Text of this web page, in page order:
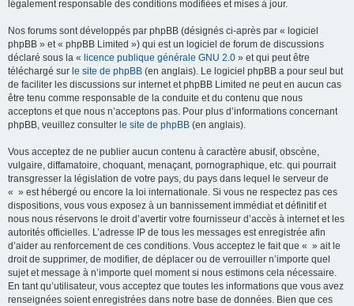
légalement responsable des conditions modifiées et mises à jour.
Nos forums sont développés par phpBB (désignés ci-après par « logiciel
phpBB » et « phpBB Limited ») qui est un logiciel de forum de discussions
déclaré sous la « licence publique générale GNU 2.0 » et qui peut être
téléchargé sur le site de phpBB (en anglais). Le logiciel phpBB a pour seul but
de faciliter les discussions sur internet et phpBB Limited ne peut en aucun cas
être tenu comme responsable de la conduite et du contenu que nous
acceptons et que nous n’acceptons pas. Pour plus d’informations concernant
phpBB, veuillez consulter le site de phpBB (en anglais).
Vous acceptez de ne publier aucun contenu à caractère abusif, obscène,
vulgaire, diffamatoire, choquant, menaçant, pornographique, etc. qui pourrait
transgresser la législation de votre pays, du pays dans lequel le serveur de
« » est hébergé ou encore la loi internationale. Si vous ne respectez pas ces
dispositions, vous vous exposez à un bannissement immédiat et définitif et
nous nous réservons le droit d’avertir votre fournisseur d’accès à internet et les
autorités officielles. L’adresse IP de tous les messages est enregistrée afin
d’aider au renforcement de ces conditions. Vous acceptez le fait que « » ait le
droit de supprimer, de modifier, de déplacer ou de verrouiller n’importe quel
sujet et message à n’importe quel moment si nous estimons cela nécessaire.
En tant qu’utilisateur, vous acceptez que toutes les informations que vous avez
renseignées soient enregistrées dans notre base de données. Bien que ces